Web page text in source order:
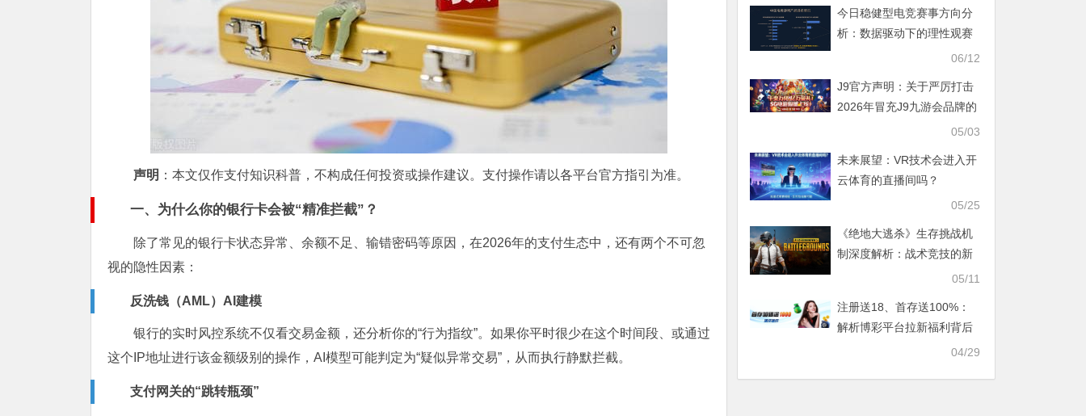
声明 ：本文仅作支付知识科普，不构成任何投资或操作建议。支付操作请以各平台官方指引为准。
一、为什么你的银行卡会被“精准拦截”？
除了常见的银行卡状态异常、余额不足、输错密码等原因，在2026年的支付生态中，还有两个不可忽
视的隐性因素：
反洗钱（AML）AI建模
银行的实时风控系统不仅看交易金额，还分析你的“行为指纹”。如果你平时很少在这个时间段、或通过
这个IP地址进行该金额级别的操作，AI模型可能判定为“疑似异常交易”，从而执行静默拦截。
支付网关的“跳转瓶颈”
今日稳健型电竞赛事方向分
析：数据驱动下的理性观赛
06/12
J9官方声明：关于严厉打击
2026年冒充J9九游会品牌的
05/03
未来展望：VR技术会进入开
云体育的直播间吗？
05/25
《绝地大逃杀》生存挑战机
制深度解析：战术竞技的新
05/11
注册送18、首存送100%：
解析博彩平台拉新福利背后
04/29